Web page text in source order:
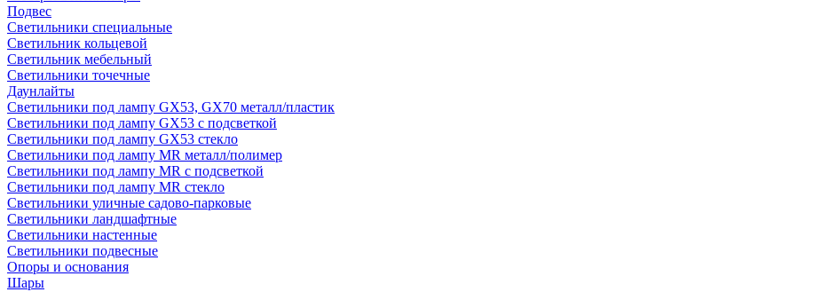
Подвес
Светильники специальные
Светильник кольцевой
Светильник мебельный
Светильники точечные
Даунлайты
Светильники под лампу GX53, GX70 металл/пластик
Светильники под лампу GX53 с подсветкой
Светильники под лампу GX53 стекло
Светильники под лампу MR металл/полимер
Светильники под лампу MR с подсветкой
Светильники под лампу MR стекло
Светильники уличные садово-парковые
Светильники ландшафтные
Светильники настенные
Светильники подвесные
Опоры и основания
Шары